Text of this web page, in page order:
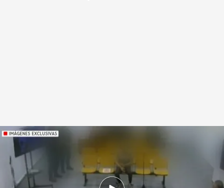
La declaración de los detenidos
Redacción digital Noticias Cuatro
13 MAR 2024 - 21:02h.